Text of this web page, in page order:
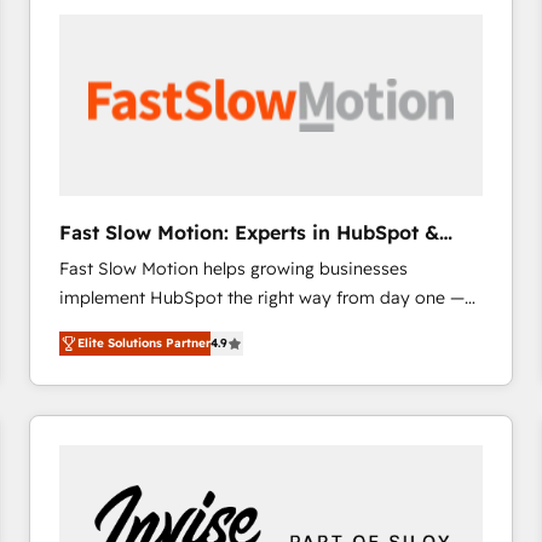
scale. 🏆 HubSpot’s CEO called us “the partner of the
future.” Others agree it is proof of trust built through
Fast Slow Motion: Experts in HubSpot &
Salesforce
Fast Slow Motion helps growing businesses
implement HubSpot the right way from day one —
with the flexibility to scale as complexity increases.
Highly certified in both HubSpot and Salesforce, we
bring deep experience in CRM implementation,
integrations, and data migration across modern
combines strong technical execution with real
business perspective. Many of our consultants have
Elite Solutions Partner4.9